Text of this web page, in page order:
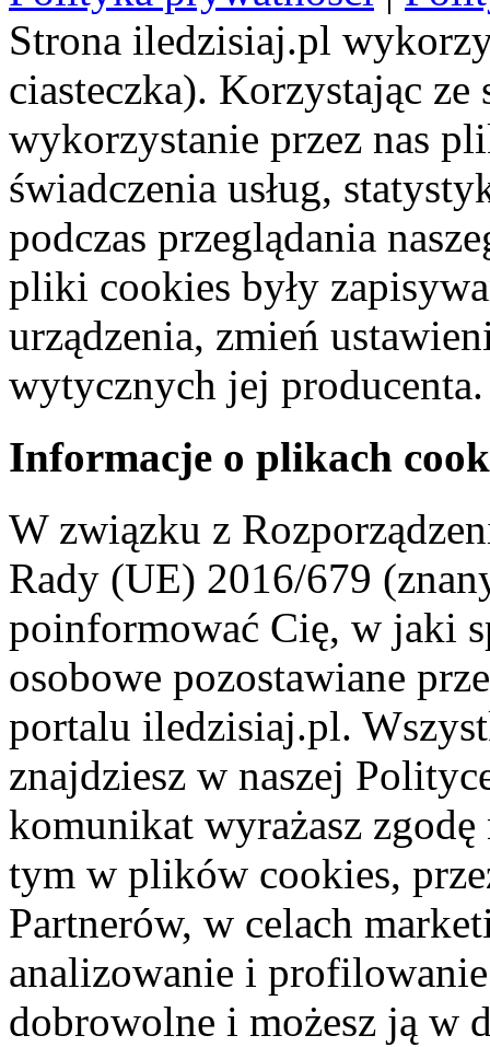
Strona iledzisiaj.pl
ciasteczka). Korzystając
wykorzystanie przez nas
świadczenia usług,
podczas przeglądania
pliki cookies były
urządzenia, zmień
wytycznych jej producenta.
Informacje o plikach
W związku z
Rady (UE) 2016/679
poinformować Cię, w jaki
osobowe pozostawiane
portalu iledzisiaj.pl.
znajdziesz w naszej
komunikat wyrażasz
tym w plików cookies,
Partnerów, w celach
analizowanie i
dobrowolne i możesz ją w